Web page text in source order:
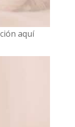
aquí